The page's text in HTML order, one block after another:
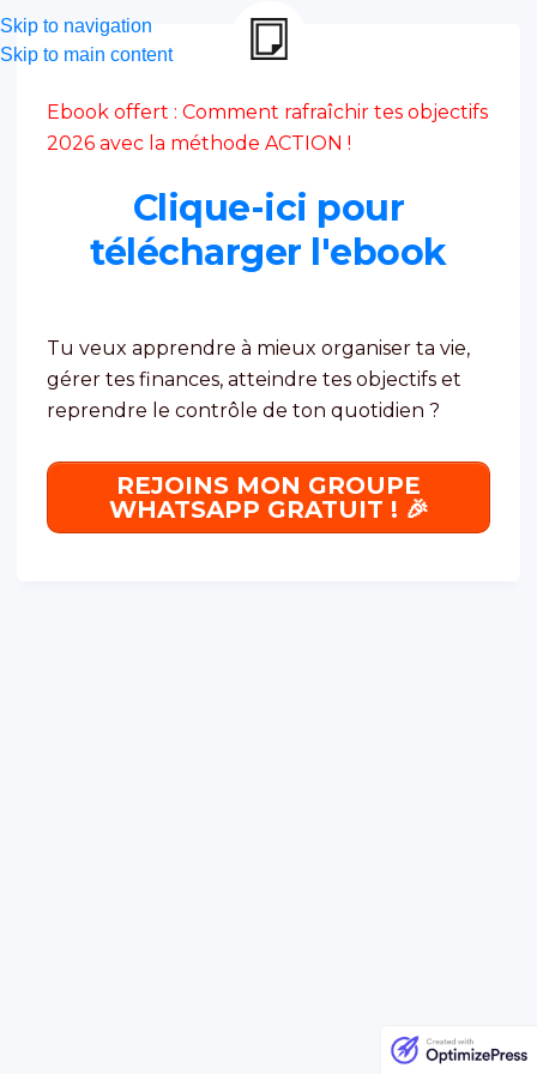
Skip to navigation
Skip to main content
Ebook offert : Comment rafraîchir tes objectifs
2026 avec la méthode ACTION !
Clique-ici pour
télécharger l'ebook
Tu veux apprendre à mieux organiser ta vie,
gérer tes finances, atteindre tes objectifs et
reprendre le contrôle de ton quotidien ?
REJOINS MON GROUPE
WHATSAPP GRATUIT ! 🎉